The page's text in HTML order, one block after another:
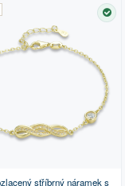
stříbrný náramek s